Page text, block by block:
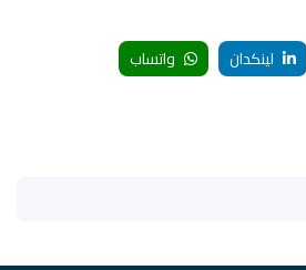
لينكدان واتساب